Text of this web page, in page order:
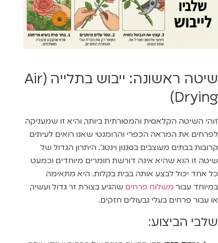
שיטה ראשונה: ייבוש בתלייה (Air
Drying)
זוהי השיטה הקלאסית והמסורתית ביותר, והיא זו שמעניקה
לפרחים את המראה הכפרי והרומנטי שאנו רואים לעיתים
קרובות בבתים מעוצבים בסגנון וינטג’. היתרון הגדול של
שיטה זו הוא שהיא אינה דורשת חומרים מיוחדים וכמעט
כל אחד יכול לבצע אותה בבית בקלות. היא מתאימה
במיוחד עבור משלוח פרחים שהגיע בצורת זר גדול ועשיר,
או עבור פרחים בעלי גבעולים חזקים.
שלבי הביצוע: